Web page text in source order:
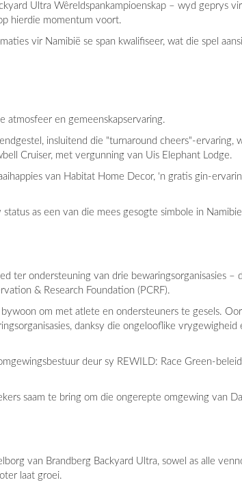
Ultra Wêreldspankampioenskap – wyd geprys
hierdie momentum voort.
vir Namibië se span kwalifiseer, wat die spel
atmosfeer en gemeenskapservaring.
insluitend die "turnaround cheers"-ervaring,
Cruiser, met vergunning van Uis Elephant Lodge.
van Habitat Home Decor, ‘n gratis gin-
as een van die mees gesogte simbole in
ter ondersteuning van drie bewaringsorganisasies –
& Research Foundation (PCRF).
om met atlete en ondersteuners te gesels.
danksy die ongelooflike vrygewigheid
deur sy REWILD: Race Green-
saam te bring om die ongerepte omgewing van
van Brandberg Backyard Ultra, sowel as alle
laat groei.